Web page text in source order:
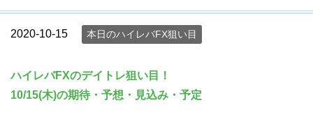
2020-10-15 本日のハイレバFX狙い目
ハイレバFXのデイトレ狙い目！
10/15(木)の期待・予想・見込み・予定